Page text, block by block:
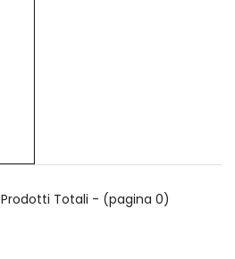
Prodotti Totali - (pagina 0)